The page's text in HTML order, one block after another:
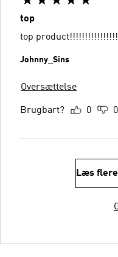
top
top
Johnny_Sins
Oversættelse
Brugbart? 0 0
Læs